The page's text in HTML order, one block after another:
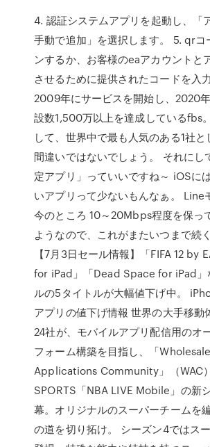
4. 認証システムアプリを起動し、「
手動で追加」を選択します。 5. qrコ
ンするか、お客様のeaアカウントと
させるために提供されたコードを入
2009年にサービスを開始し、2020
設数1,500万以上を達成しているfbs
して、世界中で最も人気のある1社と
間違いではないでしょう。 それにし
定アプリ」っていいですね～ iOSに
いアプリって少ないもんなぁ。 Line
今のところ 10～20Mbps程度を保っ
ようなので、これがまたいつまで続
【7月3日セール情報】「FIFA 12 by
for iPad」「Dead Space for iPad」
ルの5タイトルが大幅値下げ中。
アプリの値下げ情報 世界の大手移動
24社が、モバイルアプリ配信用のオ
フォーム構築を目指し、「Wholesale
Applications Community」（WAC
SPORTS「NBA LIVE Mobile」の新
幕。オリジナルのスーパーチームを
の道を切り拓け。 シーズン4ではス